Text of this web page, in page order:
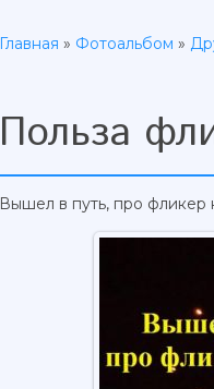
Главная » Фотоальбом »
Польза
Вышел в путь, про фликер